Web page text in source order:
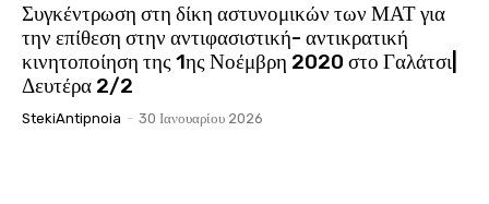
Συγκέντρωση στη δίκη αστυνομικών των ΜΑΤ για
την επίθεση στην αντιφασιστική- αντικρατική
κινητοποίηση της 1ης Νοέμβρη 2020 στο Γαλάτσι|
Δευτέρα 2/2
StekiAntipnoia - 30 Ιανουαρίου 2026